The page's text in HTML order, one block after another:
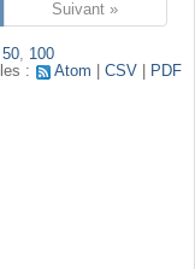
Suivant »
50, 100
:
Atom CSV PDF